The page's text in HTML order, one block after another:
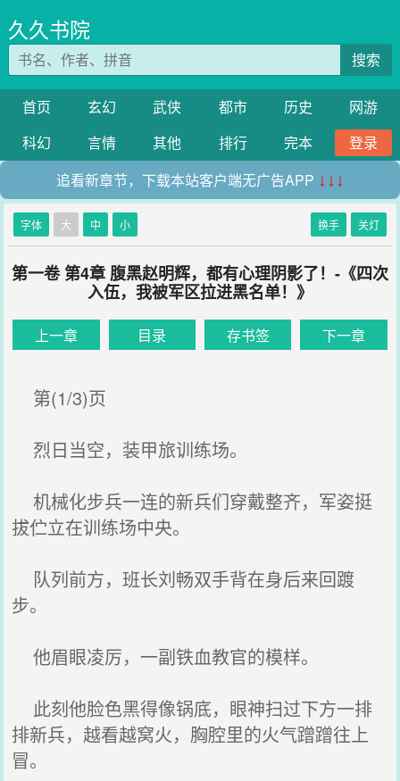
久久书院
搜索
首页 玄幻 武侠 都市 历史
网游
科幻
言情 其他 排行 完本
登录
追看新章节，下载本站客户端无广告APP ↓↓↓
字体 大 中 小 换手 关灯
第一卷 第4章 腹黑赵明辉，都有心理阴影了！-《四次
入伍，我被军区拉进黑名单！》
上一章 目录 存书签 下一章
第(1/3)页
烈日当空，装甲旅训练场。
机械化步兵一连的新兵们穿戴整齐，军姿挺
拔伫立在训练场中央。
队列前方，班长刘畅双手背在身后来回踱
步。
他眉眼凌厉，一副铁血教官的模样。
此刻他脸色黑得像锅底，眼神扫过下方一排
排新兵，越看越窝火，胸腔里的火气蹭蹭往上
冒。